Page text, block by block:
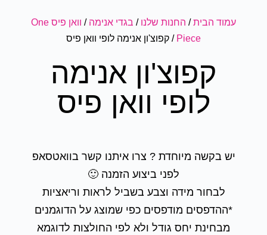
עמוד הבית/ החנות שלנו / בגדי אנימה /
וואן פיס One
Piece / קפוצ'ון אנימה לופי וואן פיס
קפוצ'ון אנימה
לופי וואן פיס
יש בקשה מיוחדת ? צרו איתנו קשר בוואטסאפ
לפני ביצוע הזמנה 🙂
לבחור מידה וצבע בשביל לראות וריאציות
*ההדפסים מודפסים כפי שמוצג על הדוגמנים
מבחינת יחס גודל ולא לפי החולצות לדוגמא